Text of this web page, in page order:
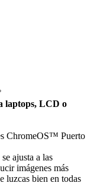
laptops, LCD o
ChromeOS™ Puerto
ajusta a las
imágenes más
luzcas bien en todas